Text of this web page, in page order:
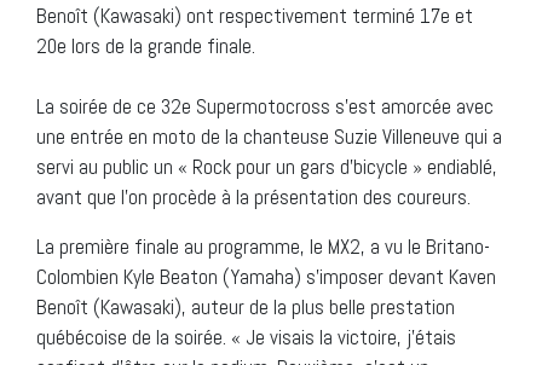
Benoît (Kawasaki) ont respectivement terminé 17e et
20e lors de la grande finale.
La soirée de ce 32e Supermotocross s’est amorcée avec
une entrée en moto de la chanteuse Suzie Villeneuve qui a
servi au public un « Rock pour un gars d’bicycle » endiablé,
avant que l’on procède à la présentation des coureurs.
La première finale au programme, le MX2, a vu le Britano-
Colombien Kyle Beaton (Yamaha) s’imposer devant Kaven
Benoît (Kawasaki), auteur de la plus belle prestation
québécoise de la soirée. « Je visais la victoire, j’étais